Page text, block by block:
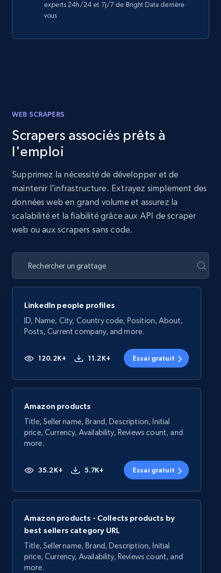
experts 24h/24 et 7j/7 de Bright Data derrière
vous
WEB SCRAPERS
Scrapers associés prêts à
l'emploi
Supprimez la nécessité de développer et de
maintenir l'infrastructure. Extrayez simplement des
données web en grand volume et assurez la
scalabilité et la fiabilité grâce aux API de scraper
web ou aux scrapers sans code.
LinkedIn people profiles
ID, Name, City, Country code, Position, About,
Posts, Current company, and more.
120.2K+ 11.2K+ Essai gratuit
Amazon products
Title, Seller name, Brand, Description, Initial
price, Currency, Availability, Reviews count, and
more.
35.2K+ 5.7K+ Essai gratuit
Amazon products - Collects products by
best sellers category URL
Title, Seller name, Brand, Description, Initial
price, Currency, Availability, Reviews count, and
more.